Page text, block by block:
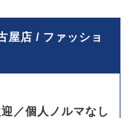
店 / ファッショ
／個人ノルマなし